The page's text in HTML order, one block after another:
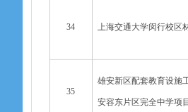
34 上海交通大学闵行校区
35
雄安新区配套教育设施
安容东片区完全中学项